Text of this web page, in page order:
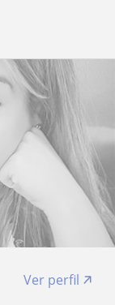
Ver perfil